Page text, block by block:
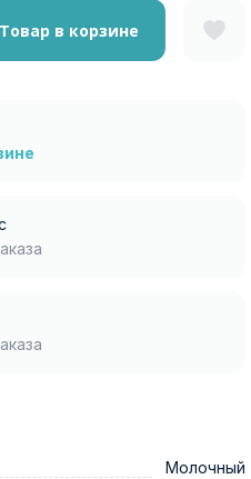
Товар в корзине
Молочный